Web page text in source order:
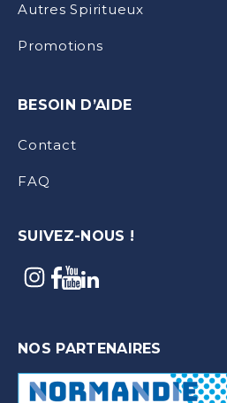
Autres Spiritueux
Promotions
BESOIN D’AIDE
Contact
FAQ
SUIVEZ-NOUS !
NOS PARTENAIRES